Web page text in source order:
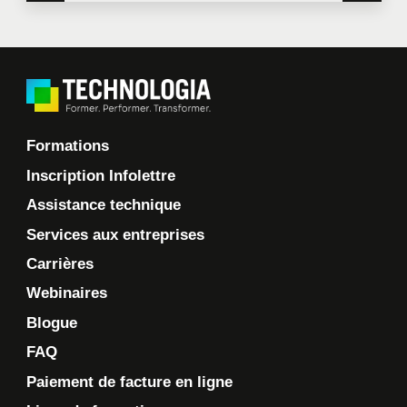
Formations
Inscription Infolettre
Assistance technique
Services aux entreprises
Carrières
Webinaires
Blogue
FAQ
Paiement de facture en ligne